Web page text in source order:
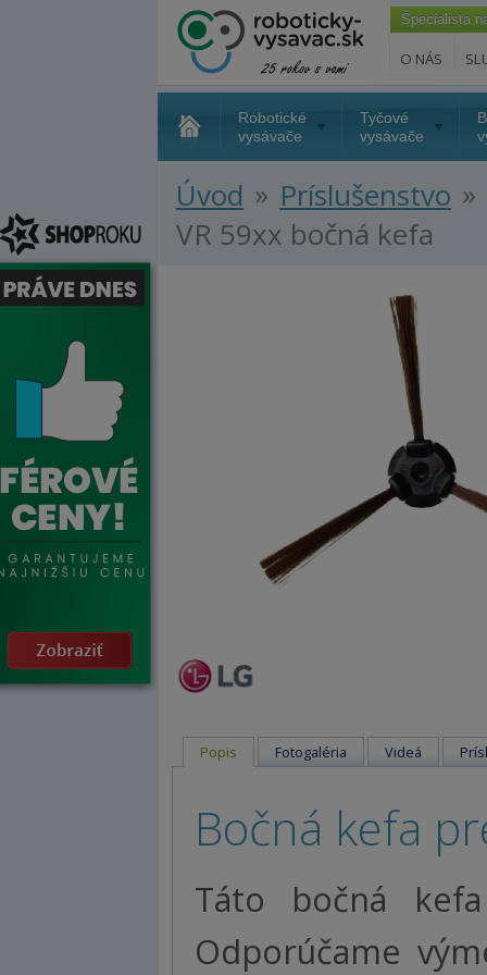
Špecialista
O NÁS
Robotické
vysávače
Tyčové
vysávače
Úvod » Príslušenstvo »
VR 59xx bočná kefa
Popis Fotogaléria Videá
Bočná kefa
Táto bočná
Odporúčame